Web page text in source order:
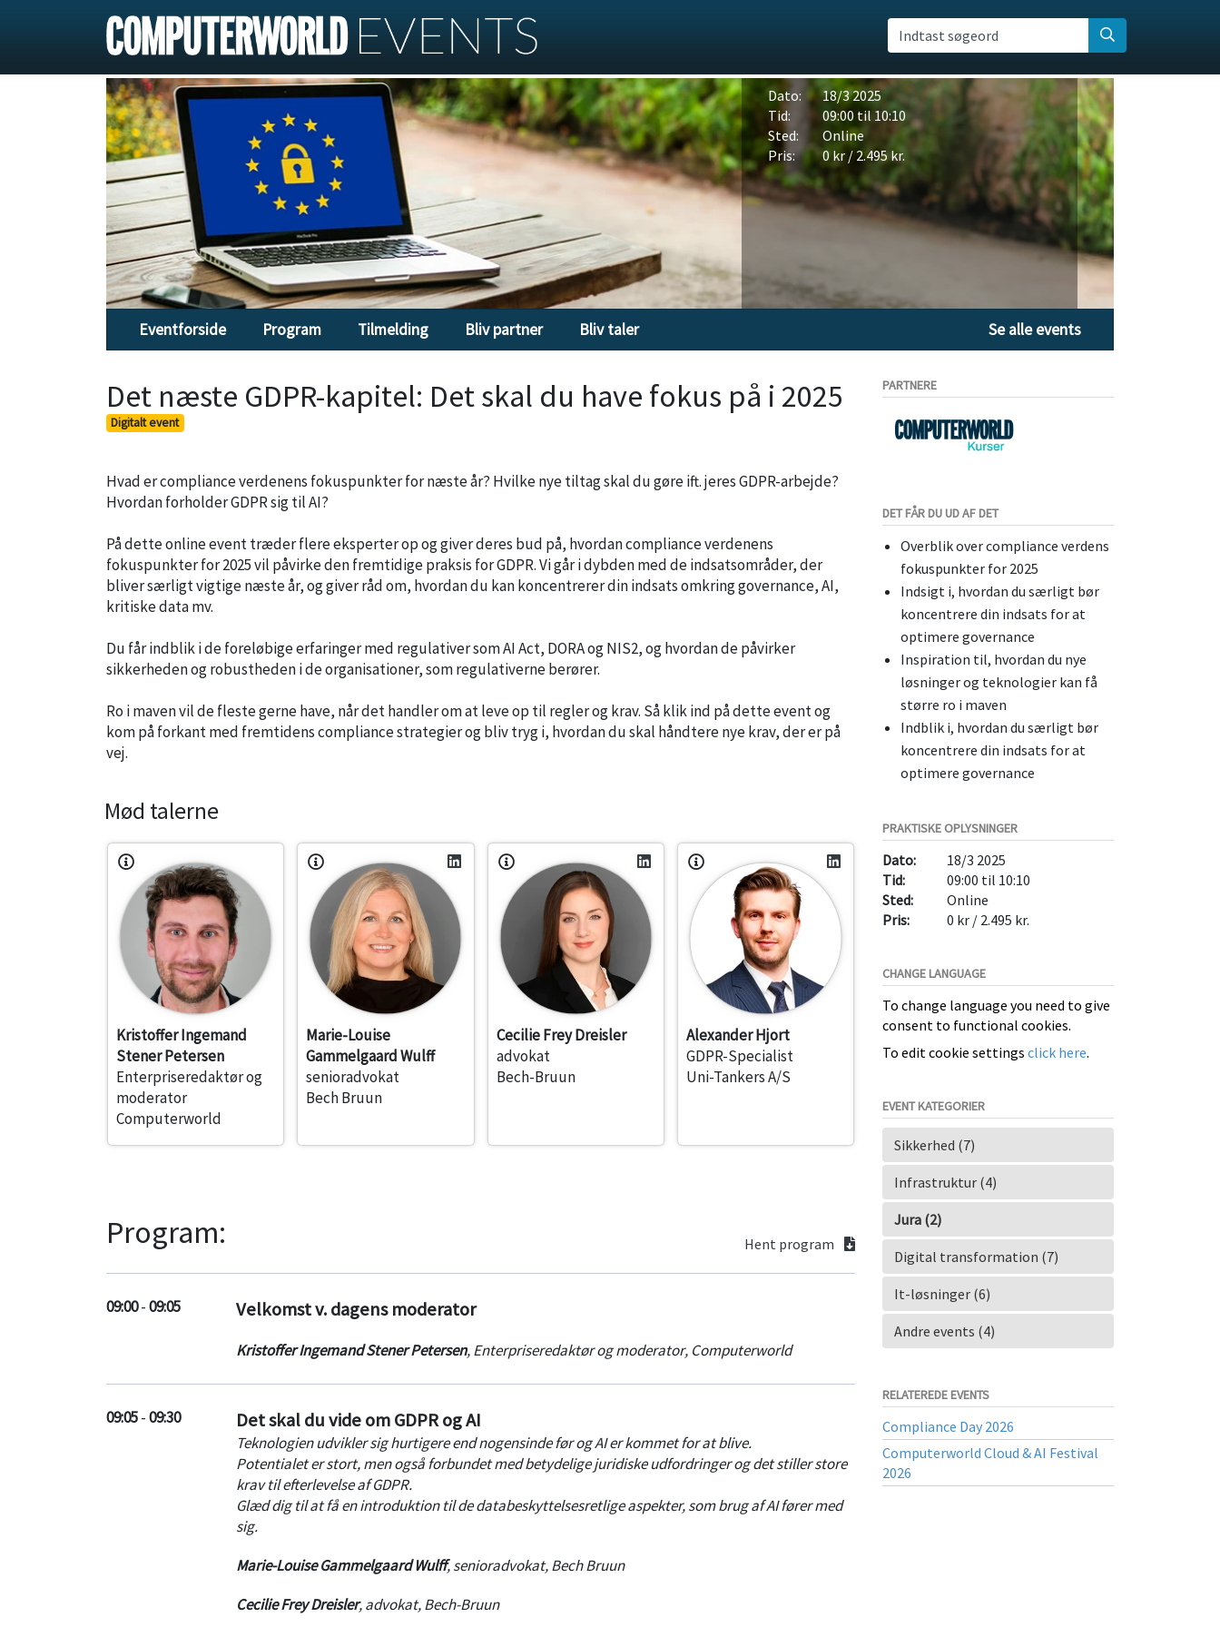
Indtast søgeord
Dato:
18/3 2025
Tid:
09:00 til 10:10
Sted:
Online
Pris:
0 kr / 2.495 kr.
Eventforside Program Tilmelding Bliv partner Bliv taler Se alle events
Det næste GDPR-kapitel: Det skal du have fokus på i 2025
Digitalt event
Hvad er compliance verdenens fokuspunkter for næste år? Hvilke nye tiltag skal du gøre ift. jeres GDPR-arbejde?
Hvordan forholder GDPR sig til AI?
På dette online event træder flere eksperter op og giver deres bud på, hvordan compliance verdenens
fokuspunkter for 2025 vil påvirke den fremtidige praksis for GDPR. Vi går i dybden med de indsatsområder, der
bliver særligt vigtige næste år, og giver råd om, hvordan du kan koncentrerer din indsats omkring governance, AI,
kritiske data mv.
Du får indblik i de foreløbige erfaringer med regulativer som AI Act, DORA og NIS2, og hvordan de påvirker
sikkerheden og robustheden i de organisationer, som regulativerne berører.
Ro i maven vil de fleste gerne have, når det handler om at leve op til regler og krav. Så klik ind på dette event og
kom på forkant med fremtidens compliance strategier og bliv tryg i, hvordan du skal håndtere nye krav, der er på
vej.
Mød talerne
Kristoffer Ingemand
Stener Petersen
Enterpriseredaktør og
moderator
Computerworld
Marie-Louise
Gammelgaard Wulff
senioradvokat
Bech Bruun
Cecilie Frey Dreisler
advokat
Bech-Bruun
Alexander Hjort
GDPR-Specialist
Uni-Tankers A/S
Program: Hent program
09:00-09:05 Velkomst v. dagens moderator
Kristoffer Ingemand Stener Petersen,Enterpriseredaktør og moderator, Computerworld
09:05-09:30 Det skal du vide om GDPR og AI
Teknologien udvikler sig hurtigere end nogensinde før og AI er kommet for at blive.
Potentialet er stort, men også forbundet med betydelige juridiske udfordringer og det stiller store
krav til efterlevelse af GDPR.
Glæd dig til at få en introduktion til de databeskyttelsesretlige aspekter, som brug af AI fører med
sig.
Marie-Louise Gammelgaard Wulff,senioradvokat,Bech Bruun
Cecilie Frey Dreisler,advokat,Bech-Bruun
PARTNERE
DET FÅR DU UD AF DET
Overblik over compliance verdens
fokuspunkter for 2025
Indsigt i, hvordan du særligt bør
koncentrere din indsats for at
optimere governance
Inspiration til, hvordan du nye
løsninger og teknologier kan få
større ro i maven
Indblik i, hvordan du særligt bør
koncentrere din indsats for at
optimere governance
PRAKTISKE OPLYSNINGER
Dato:
18/3 2025
Tid:
09:00 til 10:10
Sted:
Online
Pris:
0 kr / 2.495 kr.
CHANGE LANGUAGE
To change language you need to give
consent to functional cookies.
To edit cookie settings click here.
EVENT KATEGORIER
Sikkerhed (7)
Infrastruktur (4)
Jura (2)
Digital transformation (7)
It-løsninger (6)
Andre events (4)
RELATEREDE EVENTS
Compliance Day 2026
Computerworld Cloud & AI Festival
2026